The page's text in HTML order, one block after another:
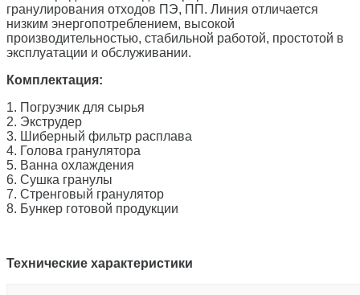
гранулирования отходов ПЭ, ПП. Линия отличается
низким энергопотреблением, высокой
производительностью, стабильной работой, простотой в
эксплуатации и обслуживании.
Комплектация:
1. Погрузчик для сырья
2. Экструдер
3. Шиберный фильтр расплава
4. Голова гранулятора
5. Ванна охлаждения
6. Сушка гранулы
7. Стренговый гранулятор
8. Бункер готовой продукции
Технические характеристики